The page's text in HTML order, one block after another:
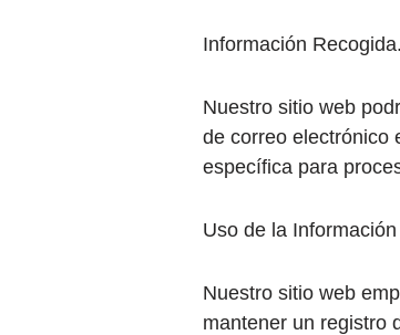
Información Recogida.
Nuestro sitio web
de correo electrónico
específica para
Uso de la
Nuestro sitio web
mantener un registro